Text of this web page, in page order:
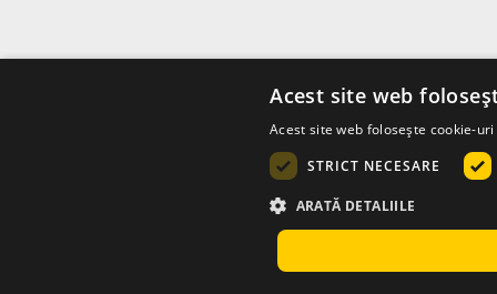
Acest site web
Acest site web folosește cookie-
STRICT NECESARE
ARATĂ DETALIILE